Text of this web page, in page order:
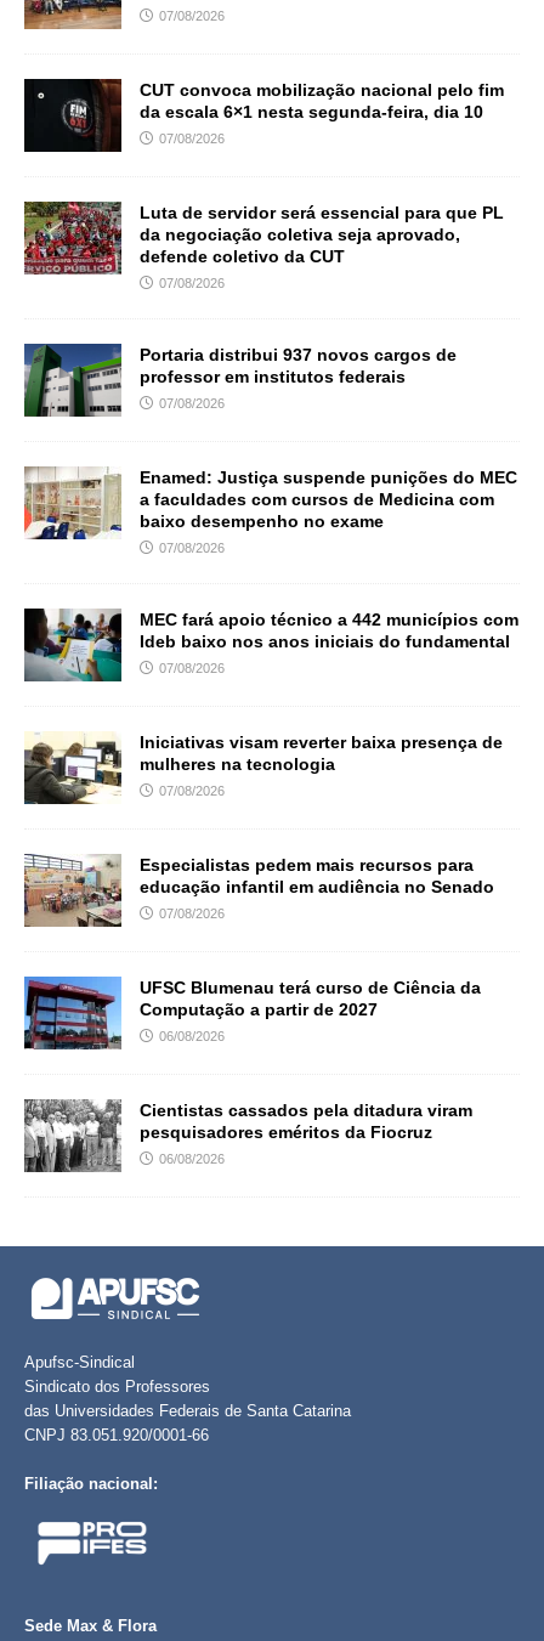
07/08/2026
CUT convoca mobilização nacional pelo fim
da escala 6×1 nesta segunda-feira, dia 10
07/08/2026
Luta de servidor será essencial para que PL
da negociação coletiva seja aprovado,
defende coletivo da CUT
07/08/2026
Portaria distribui 937 novos cargos de
professor em institutos federais
07/08/2026
Enamed: Justiça suspende punições do MEC
a faculdades com cursos de Medicina com
baixo desempenho no exame
07/08/2026
MEC fará apoio técnico a 442 municípios com
Ideb baixo nos anos iniciais do fundamental
07/08/2026
Iniciativas visam reverter baixa presença de
mulheres na tecnologia
07/08/2026
Especialistas pedem mais recursos para
educação infantil em audiência no Senado
07/08/2026
UFSC Blumenau terá curso de Ciência da
Computação a partir de 2027
06/08/2026
Cientistas cassados pela ditadura viram
pesquisadores eméritos da Fiocruz
06/08/2026
Apufsc-Sindical
Sindicato dos Professores
das Universidades Federais de Santa Catarina
CNPJ 83.051.920/0001-66
Filiação nacional:
Sede Max & Flora